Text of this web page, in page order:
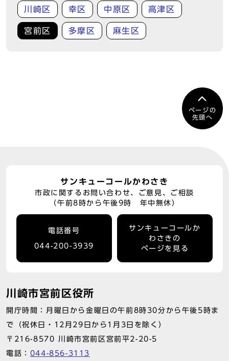
川崎区 幸区 中原区 高津区
宮前区 多摩区 麻生区
ページの
先頭へ
サンキューコールかわさき
市政に関するお問い合わせ、ご意見、ご相談
（午前8時から午後9時 年中無休）
電話番号
044-200-3939
サンキューコールか
わさきの
ページを見る
川崎市宮前区役所
開庁時間：月曜日から金曜日の午前8時30分から午後5時ま
で（祝休日・12月29日から1月3日を除く）
〒216-8570 川崎市宮前区宮前平2-20-5
電話： 044-856-3113